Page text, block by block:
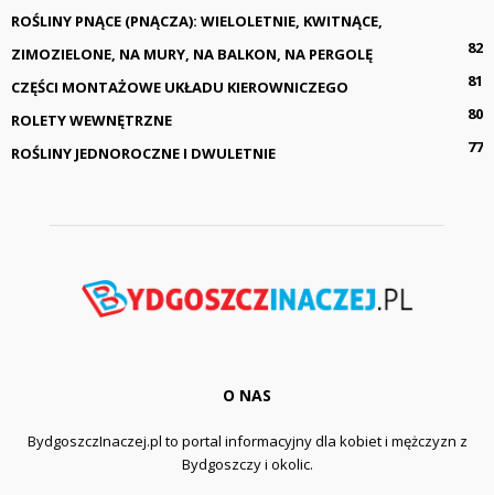
ROŚLINY PNĄCE (PNĄCZA): WIELOLETNIE, KWITNĄCE,
ZIMOZIELONE, NA MURY, NA BALKON, NA PERGOLĘ
82
CZĘŚCI MONTAŻOWE UKŁADU KIEROWNICZEGO
81
ROLETY WEWNĘTRZNE
80
ROŚLINY JEDNOROCZNE I DWULETNIE
77
O NAS
BydgoszczInaczej.pl to portal informacyjny dla kobiet i mężczyzn z
Bydgoszczy i okolic.